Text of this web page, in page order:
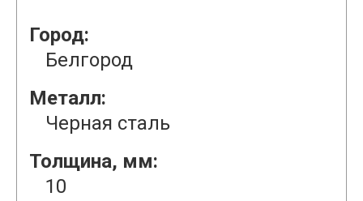
Город:
Белгород
Металл:
Черная сталь
Толщина, мм:
10